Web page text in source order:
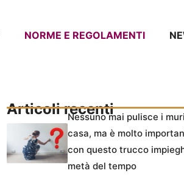
NORME E REGOLAMENTI
Articoli recentiNessuno mai pulisce i
casa, ma è molto
con questo trucco
metà del tempo